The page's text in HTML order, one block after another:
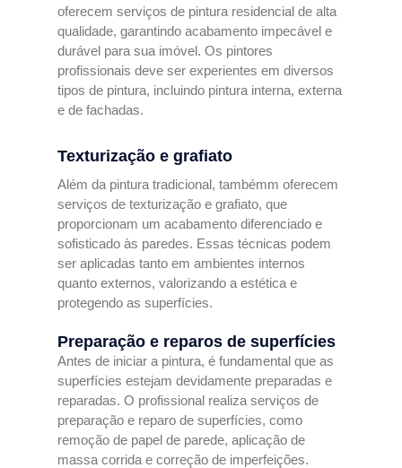
oferecem serviços de pintura residencial de alta
qualidade, garantindo acabamento impecável e
durável para sua imóvel. Os pintores
profissionais deve ser experientes em diversos
tipos de pintura, incluindo pintura interna, externa
e de fachadas.
Texturização e grafiato
Além da pintura tradicional, tambémm oferecem
serviços de texturização e grafiato, que
proporcionam um acabamento diferenciado e
sofisticado às paredes. Essas técnicas podem
ser aplicadas tanto em ambientes internos
quanto externos, valorizando a estética e
protegendo as superfícies.
Preparação e reparos de superfícies
Antes de iniciar a pintura, é fundamental que as
superfícies estejam devidamente preparadas e
reparadas. O profissional realiza serviços de
preparação e reparo de superfícies, como
remoção de papel de parede, aplicação de
massa corrida e correção de imperfeições.